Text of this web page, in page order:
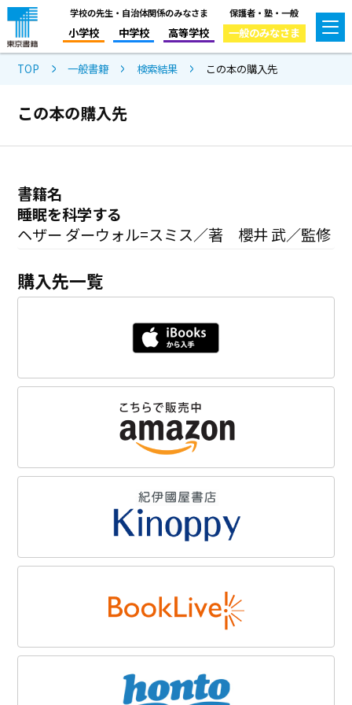
学校の先生・自治体関係のみなさま
小学校 中学校 高等学校
保護者・塾・一般
一般のみなさま
TOP 一般書籍 検索結果 この本の購入先
この本の購入先
書籍名
睡眠を科学する
ヘザー ダーウォル=スミス／著 櫻井 武／監修
購入先一覧